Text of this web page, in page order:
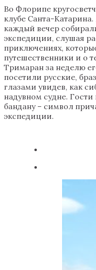
Во Флорипе
клубе Санта-
каждый вечер
экспедиции, слушая
приключениях,
путешественники и о
Тримаран за неделю
посетили русские,
глазами увидев, как
надувном судне.
бандану – символ
экспедиции.